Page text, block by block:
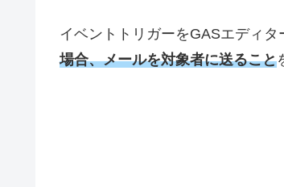
イベントトリガーをGASエディタ
場合、メールを対象者に送ること